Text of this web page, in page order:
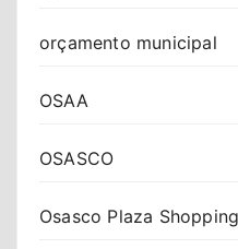
orçamento municipal
OSAA
OSASCO
Osasco Plaza Shopping